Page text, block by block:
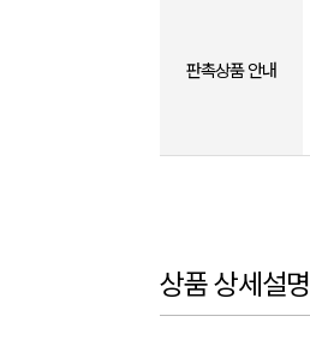
판촉상품 안내
상품 상세설명